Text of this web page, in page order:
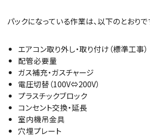
パックになっている作業は、以下のとおりで
エアコン取り外し・取り付け（標準工事）
配管必要量
ガス補充・ガスチャージ
電圧切替（100V⇔200V）
プラスチックブロック
コンセント交換・延長
室内機吊金具
穴埋プレート